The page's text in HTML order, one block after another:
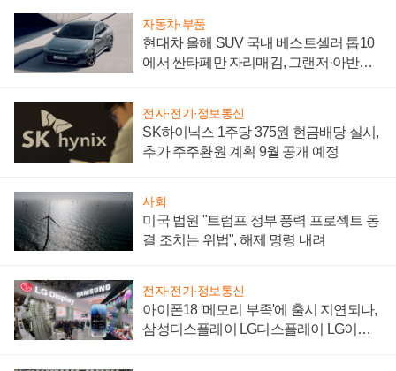
자동차·부품
현대차 올해 SUV 국내 베스트셀러 톱10
에서 싼타페만 자리매김, 그랜저·아반떼
전자·전기·정보통신
SK하이닉스 1주당 375원 현금배당 실시,
추가 주주환원 계획 9월 공개 예정
사회
미국 법원 "트럼프 정부 풍력 프로젝트 동
결 조치는 위법", 해제 명령 내려
전자·전기·정보통신
아이폰18 '메모리 부족'에 출시 지연되나,
삼성디스플레이 LG디스플레이 LG이노